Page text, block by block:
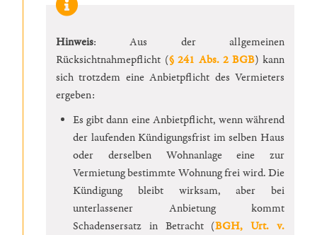
Hinweis: Aus der allgemeinen
Rücksichtnahmepflicht (§ 241 Abs. 2 BGB) kann
sich trotzdem eine Anbietpflicht des Vermieters
ergeben:
Es gibt dann eine Anbietpflicht, wenn während
der laufenden Kündigungsfrist im selben Haus
oder derselben Wohnanlage eine zur
Vermietung bestimmte Wohnung frei wird. Die
Kündigung bleibt wirksam, aber bei
unterlassener Anbietung kommt
Schadensersatz in Betracht (BGH, Urt. v.